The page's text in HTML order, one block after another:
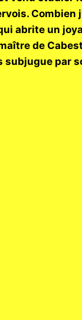
Combien
abrite un
de
subjugue par